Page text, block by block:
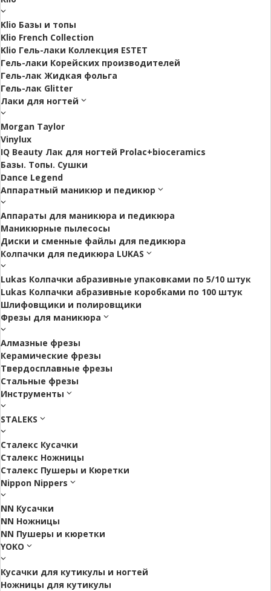
Klio Базы и топы
Klio French Collection
Klio Гель-лаки Коллекция ESTET
Гель-лаки Корейских производителей
Гель-лак Жидкая фольга
Гель-лак Glitter
Лаки для ногтей
Morgan Taylor
Vinylux
IQ Beauty Лак для ногтей Prolac+bioceramics
Базы. Топы. Сушки
Dance Legend
Аппаратный маникюр и педикюр
Аппараты для маникюра и педикюра
Маникюрные пылесосы
Диски и сменные файлы для педикюра
Колпачки для педикюра LUKAS
Lukas Колпачки абразивные упаковками по 5/10 штук
Lukas Колпачки абразивные коробками по 100 штук
Шлифовщики и полировщики
Фрезы для маникюра
Алмазные фрезы
Керамические фрезы
Твердосплавные фрезы
Стальные фрезы
Инструменты
STALEKS
Сталекс Кусачки
Сталекс Ножницы
Сталекс Пушеры и Кюретки
Nippon Nippers
NN Кусачки
NN Ножницы
NN Пушеры и кюретки
YOKO
Кусачки для кутикулы и ногтей
Ножницы для кутикулы